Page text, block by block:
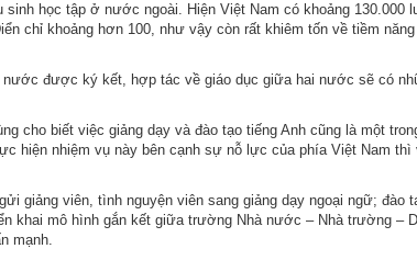
học tập ở nước ngoài. Hiện Việt Nam có khoảng 130.000
chỉ khoảng hơn 100, như vậy còn rất khiêm tốn về tiềm
được ký kết, hợp tác về giáo dục giữa hai nước sẽ có
cho biết việc giảng dạy và đào tạo tiếng Anh cũng là một
hiện nhiệm vụ này bên cạnh sự nỗ lực của phía Việt Nam thì
giảng viên, tình nguyện viên sang giảng dạy ngoại ngữ; đào
khai mô hình gắn kết giữa trường Nhà nước – Nhà trường –
mạnh.